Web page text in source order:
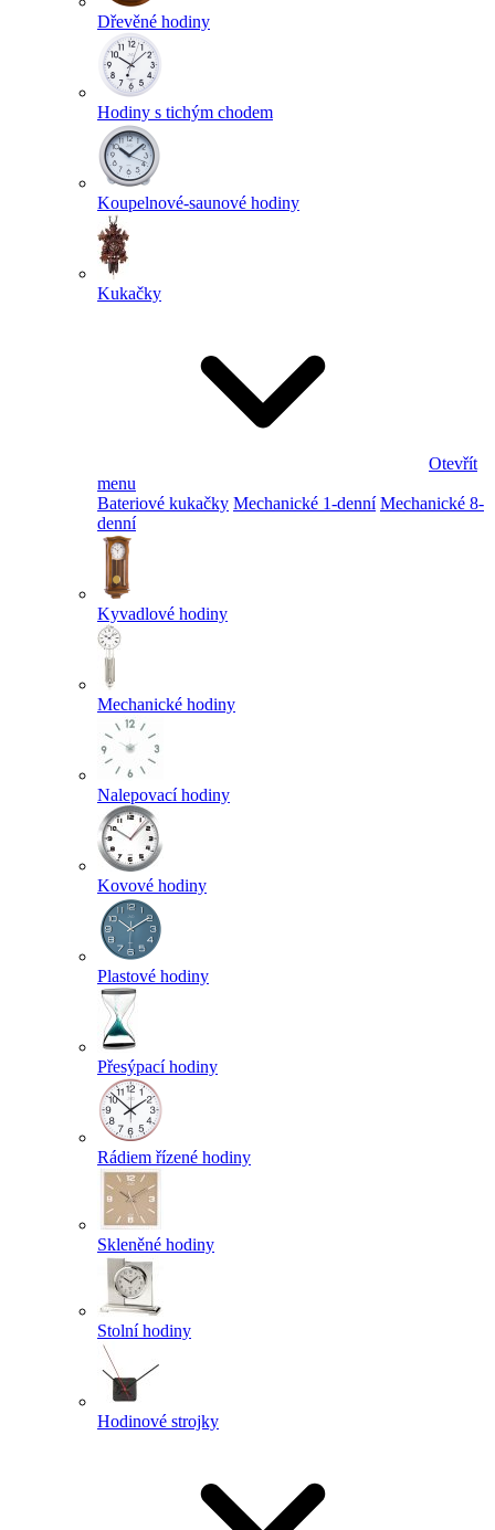
Dřevěné hodiny
Hodiny s tichým chodem
Koupelnové-saunové hodiny
Kukačky
Otevřít
menu
Bateriové kukačky Mechanické 1-denní Mechanické 8-
denní
Kyvadlové hodiny
Mechanické hodiny
Nalepovací hodiny
Kovové hodiny
Plastové hodiny
Přesýpací hodiny
Rádiem řízené hodiny
Skleněné hodiny
Stolní hodiny
Hodinové strojky